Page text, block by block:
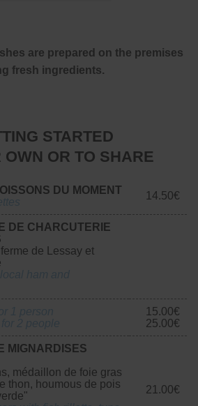
are prepared on the premises
fresh ingredients.
STARTED
OWN OR TO SHARE
DU MOMENT
14.50€
DE CHARCUTERIE
de Lessay et
15.00€
25.00€
MIGNARDISES
médaillon de foie gras
thon, houmous de pois
21.00€